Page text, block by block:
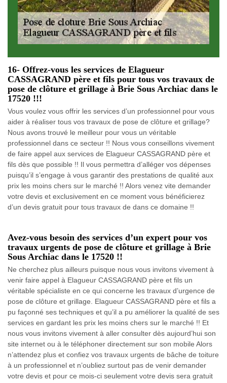
16- Offrez-vous les services de Elagueur
CASSAGRAND père et fils pour tous vos travaux de
pose de clôture et grillage à Brie Sous Archiac dans le
17520 !!!
Vous voulez vous offrir les services d’un professionnel pour vous
aider à réaliser tous vos travaux de pose de clôture et grillage?
Nous avons trouvé le meilleur pour vous un véritable
professionnel dans ce secteur !! Nous vous conseillons vivement
de faire appel aux services de Elagueur CASSAGRAND père et
fils dès que possible !! Il vous permettra d’alléger vos dépenses
puisqu’il s’engage à vous garantir des prestations de qualité aux
prix les moins chers sur le marché !! Alors venez vite demander
votre devis et exclusivement en ce moment vous bénéficierez
d’un devis gratuit pour tous travaux de dans ce domaine !!
Avez-vous besoin des services d’un expert pour vos
travaux urgents de pose de clôture et grillage à Brie
Sous Archiac dans le 17520 !!
Ne cherchez plus ailleurs puisque nous vous invitons vivement à
venir faire appel à Elagueur CASSAGRAND père et fils un
véritable spécialiste en ce qui concerne les travaux d’urgence de
pose de clôture et grillage. Elagueur CASSAGRAND père et fils a
pu façonné ses techniques et qu’il a pu améliorer la qualité de ses
services en gardant les prix les moins chers sur le marché !! Et
nous vous invitons vivement à aller consulter dès aujourd’hui son
site internet ou à le téléphoner directement sur son mobile Alors
n’attendez plus et confiez vos travaux urgents de bâche de toiture
à un professionnel et n’oubliez surtout pas de venir demander
votre devis et pour ce mois-ci seulement votre devis sera gratuit